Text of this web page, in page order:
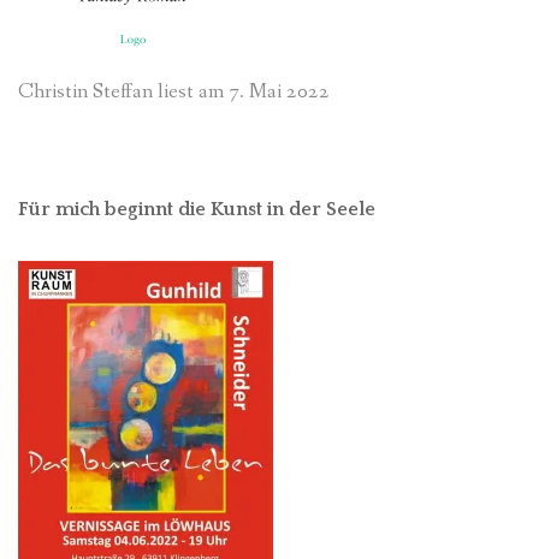
Christin Steffan liest am 7. Mai 2022
Für mich beginnt die Kunst in der Seele